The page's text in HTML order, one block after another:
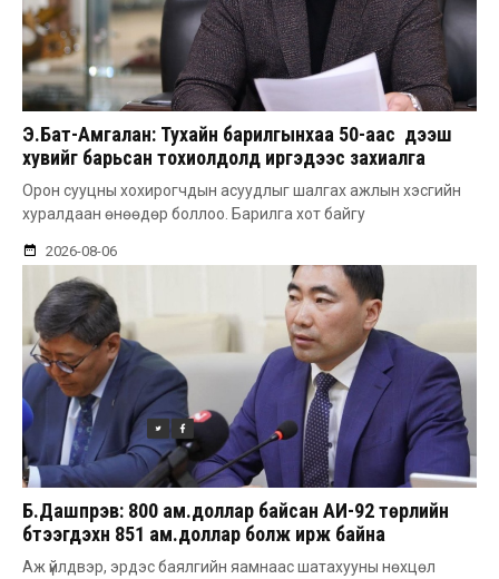
Э.Бат-Амгалан: Тухайн барилгынхаа 50-аас дээш
хувийг барьсан тохиолдолд иргэдээс захиалга
авдаг болгоно
Орон сууцны хохирогчдын асуудлыг шалгах ажлын хэсгийн
хуралдаан өнөөдөр боллоо. Барилга хот байгу
2026-08-06
Б.Дашпүрэв: 800 ам.доллар байсан АИ-92 төрлийн
бүтээгдэхүүн 851 ам.доллар болж ирж байна
Аж үйлдвэр, эрдэс баялгийн яамнаас шатахууны нөхцөл